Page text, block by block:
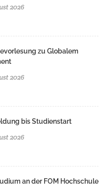
2026
zu Globalem
2026
bis Studienstart
2026
an der FOM Hochschule